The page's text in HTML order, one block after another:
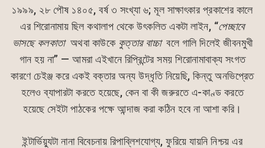
১৯৯৯, ২৮ পৌষ ১৪০৫, বর্ষ ৩ সংখ্যা ৬; মূল সাক্ষাৎকার প্রকাশের কালে
এর শিরোনামায় ছিল কথালাপ থেকে উৎকলিত একটা লাইন, “পেচ্ছাবে
ভাসছে কলকাতা অথবা কাউকে কুত্তার বাচ্চা বলে গালি দিলেই জীবনমুখী
গান হয় না” — আমরা এইখানে রিপ্রিন্টের সময় শিরোনামাবাক্য সংগত
কারণে চেইঞ্জ করে একই বক্তার অন্য উদ্ধৃতি নিয়েছি, কিন্তু অনভিপ্রেত
হলেও ব্যাপারটা করতে হয়েছে, কেন বা কী জরুরতে এ-কাণ্ড করতে
হয়েছে সেইটা পাঠকের পক্ষে আন্দাজ করা কঠিন হবে না আশা করি।
ইন্টার্ভিয়্যুটা নানা বিবেচনায় রিপাব্লিশযোগ্য, ফুরিয়ে যায়নি নিশ্চয় এর